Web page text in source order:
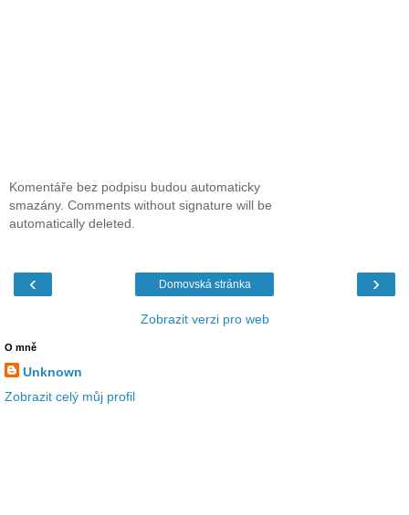
Komentáře bez podpisu budou automaticky
smazány. Comments without signature will be
automatically deleted.
‹ ›
Domovská stránka
Zobrazit verzi pro web
O mně
Unknown
Zobrazit celý můj profil